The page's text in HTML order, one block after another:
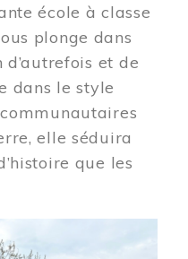
école à classe
plonge dans
d’autrefois et de
dans le style
elle séduira
que les